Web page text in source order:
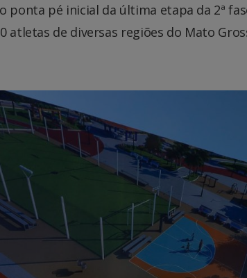
ponta pé inicial da última etapa da 2ª
atletas de diversas regiões do Mato